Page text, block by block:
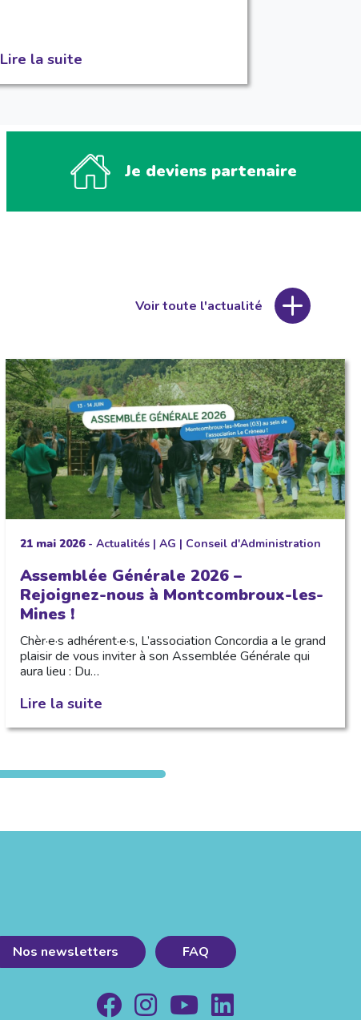
Lire la suite
Je deviens partenaire
Voir toute l'actualité
21 mai 2026- Actualités| AG | Conseil d'Administration
Assemblée Générale 2026 –
Rejoignez-nous à Montcombroux-les-
Mines !
Chèr·e·s adhérent·e·s, L’association Concordia a le grand
plaisir de vous inviter à son Assemblée Générale qui
aura lieu : Du…
Lire la suite
Nos newsletters FAQ